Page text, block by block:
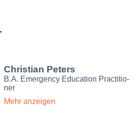
Christian Peters
B.A. Emer­gency Edu­ca­tion Prac­ti­tio­
ner
Mehr anzeigen